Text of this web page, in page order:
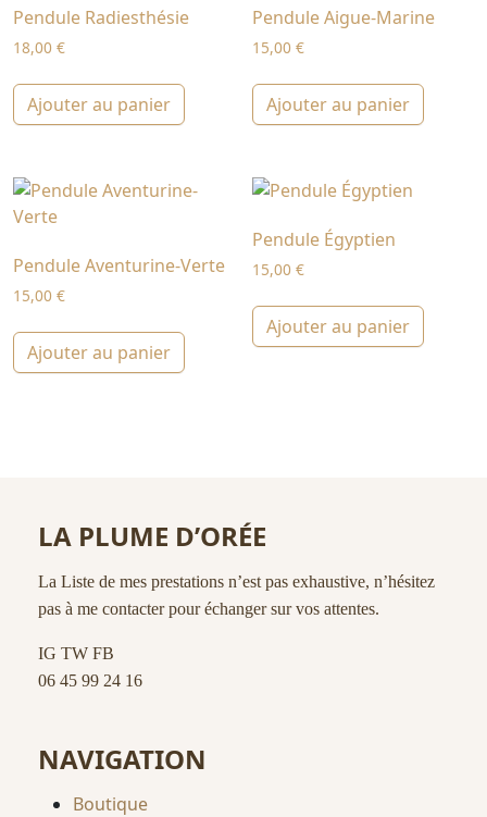
Pendule Radiesthésie
18,00 €
Ajouter au panier
Pendule Aigue-Marine
15,00€
Ajouter au panier
Pendule Aventurine-Verte
15,00 €
Ajouter au panier
Pendule Égyptien
15,00€
Ajouter au panier
LA PLUME D’ORÉE
La Liste de mes prestations n’est pas exhaustive, n’hésitez
pas à me contacter pour échanger sur vos attentes.
IG TW FB
06 45 99 24 16
NAVIGATION
Boutique